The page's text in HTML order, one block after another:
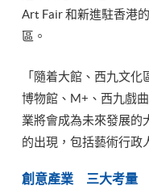
Art Fair 和新進駐香港
區。
「隨着大館、西九文
博物館、M+、西九戲
業將會成為未來發展的
的出現，包括藝術行政
創意產業 三大考量